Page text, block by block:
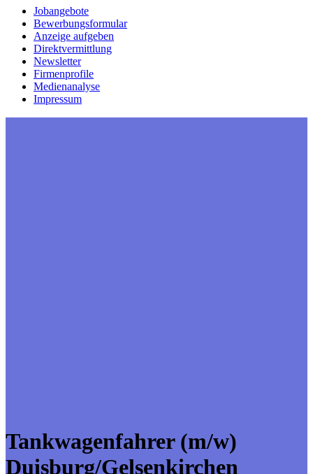
Jobangebote
Bewerbungsformular
Anzeige aufgeben
Direktvermittlung
Newsletter
Firmenprofile
Medienanalyse
Impressum
Tankwagenfahrer (m/w)
Duisburg/Gelsenkirchen